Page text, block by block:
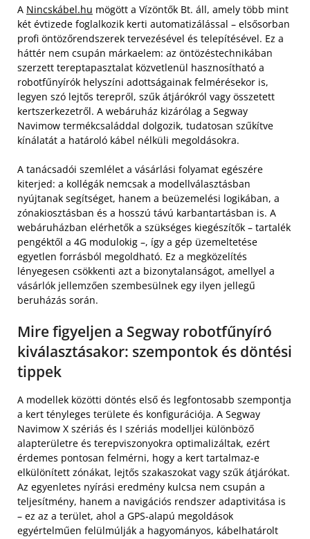
A Nincskábel.hu mögött a Vízöntők Bt. áll, amely több mint
két évtizede foglalkozik kerti automatizálással – elsősorban
profi öntözőrendszerek tervezésével és telepítésével. Ez a
háttér nem csupán márkaelem: az öntözéstechnikában
szerzett tereptapasztalat közvetlenül hasznosítható a
robotfűnyírók helyszíni adottságainak felmérésekor is,
legyen szó lejtős terepről, szűk átjárókról vagy összetett
kertszerkezetről. A webáruház kizárólag a Segway
Navimow termékcsaláddal dolgozik, tudatosan szűkítve
kínálatát a határoló kábel nélküli megoldásokra.
A tanácsadói szemlélet a vásárlási folyamat egészére
kiterjed: a kollégák nemcsak a modellválasztásban
nyújtanak segítséget, hanem a beüzemelési logikában, a
zónakiosztásban és a hosszú távú karbantartásban is. A
webáruházban elérhetők a szükséges kiegészítők – tartalék
pengéktől a 4G modulokig –, így a gép üzemeltetése
egyetlen forrásból megoldható. Ez a megközelítés
lényegesen csökkenti azt a bizonytalanságot, amellyel a
vásárlók jellemzően szembesülnek egy ilyen jellegű
beruházás során.
Mire figyeljen a Segway robotfűnyíró
kiválasztásakor: szempontok és döntési
tippek
A modellek közötti döntés első és legfontosabb szempontja
a kert tényleges területe és konfigurációja. A Segway
Navimow X szériás és I szériás modelljei különböző
alapterületre és terepviszonyokra optimalizáltak, ezért
érdemes pontosan felmérni, hogy a kert tartalmaz-e
elkülönített zónákat, lejtős szakaszokat vagy szűk átjárókat.
Az egyenletes nyírási eredmény kulcsa nem csupán a
teljesítmény, hanem a navigációs rendszer adaptivitása is
– ez az a terület, ahol a GPS-alapú megoldások
egyértelműen felülmúlják a hagyományos, kábelhatárolt